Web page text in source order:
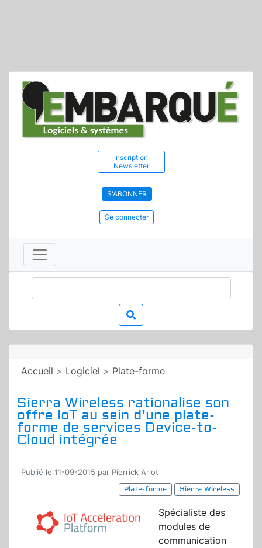
Inscription
Newsletter
S'ABONNER
Se connecter
Accueil > Logiciel > Plate-forme
Sierra Wireless rationalise son
offre IoT au sein d’une plate-
forme de services Device-to-
Cloud intégrée
Publié le 11-09-2015 par Pierrick Arlot
Plate-forme
Sierra Wireless
Spécialiste des
modules de
communication